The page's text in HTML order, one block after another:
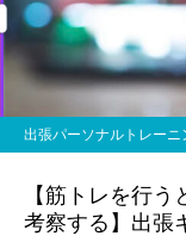
トレ
出張
パーソナルトレ
ング
痩せますか？
で答えます
出張パーソナルトレーニ
【筋トレを行
考察する】出張